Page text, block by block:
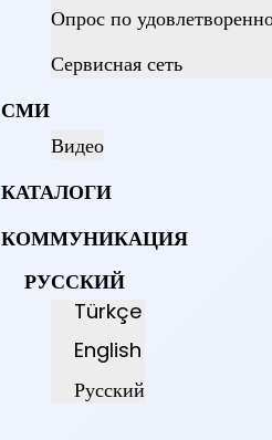
Опрос по
Сервисная сеть
СМИ
Видео
КАТАЛОГИ
КОММУНИКАЦИЯ
РУССКИЙ
Türkçe
English
Русский